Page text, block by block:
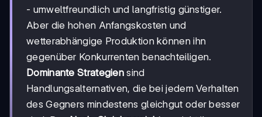
- umweltfreundlich und langfristig günstiger.
Aber die hohen Anfangskosten und
wetterabhängige Produktion können ihn
gegenüber Konkurrenten benachteiligen.
Dominante Strategien sind
Handlungsalternativen, die bei jedem Verhalten
des Gegners mindestens gleichgut oder besser